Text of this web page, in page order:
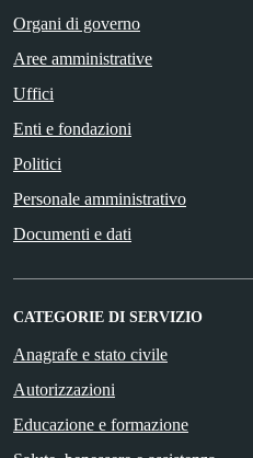
Organi di governo
Aree amministrative
Uffici
Enti e fondazioni
Politici
Personale amministrativo
Documenti e dati
CATEGORIE DI SERVIZIO
Anagrafe e stato civile
Autorizzazioni
Educazione e formazione